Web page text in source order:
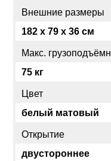
Внешние размеры
182 x 79 x 36 см
Макс.
75 кг
Цвет
белый матовый
Открытие
двустороннее